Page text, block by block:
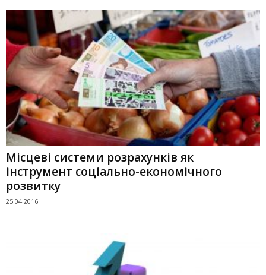
Місцеві системи розрахунків як
інструмент соціально-економічного
розвитку
25.04.2016